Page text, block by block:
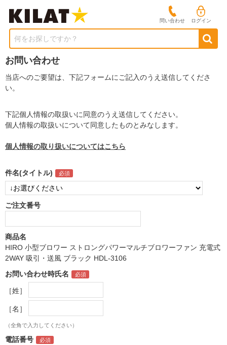
問い合わせ ログイン
何をお探しですか？
お問い合わせ
当店へのご要望は、下記フォームにご記入のうえ送信してくださ
い。
下記個人情報の取扱いに同意のうえ送信してください。
個人情報の取扱いについて同意したものとみなします。
個人情報の取り扱いについてはこちら
件名(タイトル)
ご注文番号
商品名
HIRO 小型ブロワー ストロングパワーマルチブロワーファン 充電式
2WAY 吸引・送風 ブラック HDL-3106
お問い合わせ時氏名
［姓］
［名］
（全角で入力してください）
電話番号